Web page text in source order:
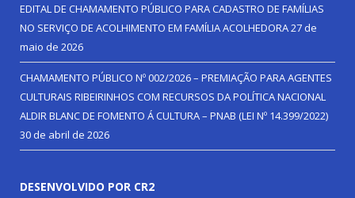
EDITAL DE CHAMAMENTO PÚBLICO PARA CADASTRO DE FAMÍLIAS
NO SERVIÇO DE ACOLHIMENTO EM FAMÍLIA ACOLHEDORA27 de
maio de 2026
CHAMAMENTO PÚBLICO Nº 002/2026 – PREMIAÇÃO PARA AGENTES
CULTURAIS RIBEIRINHOS COM RECURSOS DA POLÍTICA NACIONAL
ALDIR BLANC DE FOMENTO Á CULTURA – PNAB (LEI Nº 14.399/2022)
30 de abril de 2026
DESENVOLVIDO POR CR2